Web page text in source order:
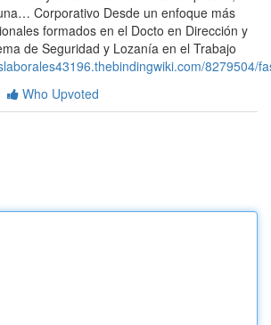
Corporativo Desde un enfoque más
formados en el Docto en Dirección y
de Seguridad y Lozanía en el Trabajo
8279504/
Who Upvoted